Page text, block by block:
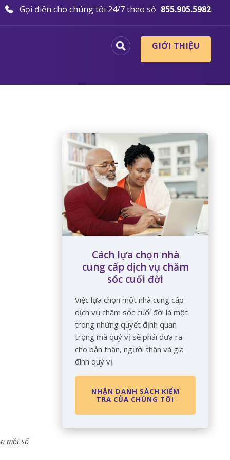
Gọi điện cho chúng tôi 24/7 theo số 855.905.5982
GIỚI THIỆU
một số
Cách lựa chọn nhà
cung cấp dịch vụ chăm
sóc cuối đời
Việc lựa chọn một nhà cung cấp
dịch vụ chăm sóc cuối đời là một
trong những quyết định quan
trọng mà quý vị sẽ phải đưa ra
cho bản thân, người thân và gia
đình quý vị.
NHẬN DANH SÁCH KIỂM
TRA CỦA CHÚNG TÔI